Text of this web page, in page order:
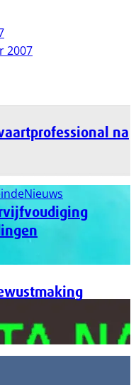
2007
na
Nieuws